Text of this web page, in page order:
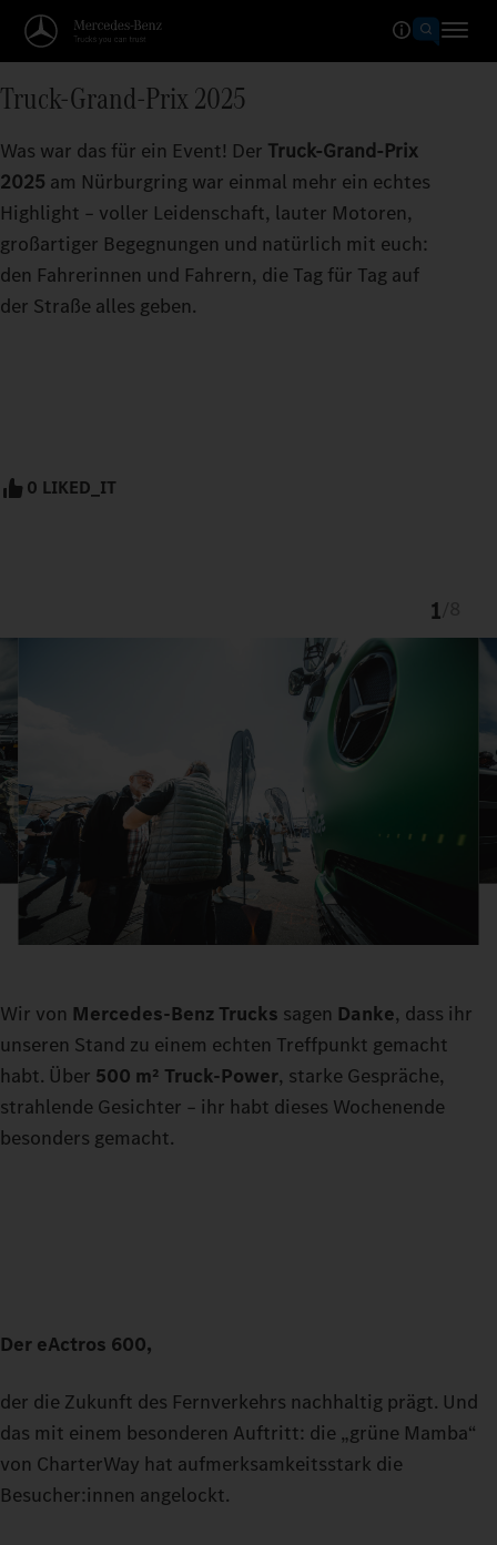
Truck-Grand-Prix 2025
Was war das für ein Event! Der Truck-Grand-Prix
2025 am Nürburgring war einmal mehr ein echtes
Highlight – voller Leidenschaft, lauter Motoren,
großartiger Begegnungen und natürlich mit euch:
den Fahrerinnen und Fahrern, die Tag für Tag auf
der Straße alles geben.
0 LIKED_IT
1
Wir von Mercedes-Benz Trucks sagen Danke, dass ihr
unseren Stand zu einem echten Treffpunkt gemacht
habt. Über 500 m² Truck-Power, starke Gespräche,
strahlende Gesichter – ihr habt dieses Wochenende
besonders gemacht.
Der eActros 600,
der die Zukunft des Fernverkehrs nachhaltig prägt. Und
das mit einem besonderen Auftritt: die „grüne Mamba“
von CharterWay hat aufmerksamkeitsstark die
Besucher:innen angelockt.